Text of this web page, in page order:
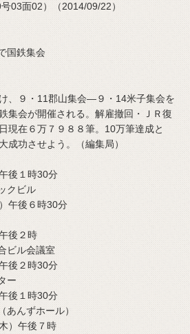
03面02）（2014/09/22）
国鉄集会
、９・11郡山集会―９・14米子集会を
集会が開催される。解雇撤回・ＪＲ復
現在６万７９８８筆。10万筆達成と
成功させよう。（編集局）
後１時30分
クビル
午後６時30分
後２時
ビル会議室
後２時30分
ー
後１時30分
んずホール）
）午後７時